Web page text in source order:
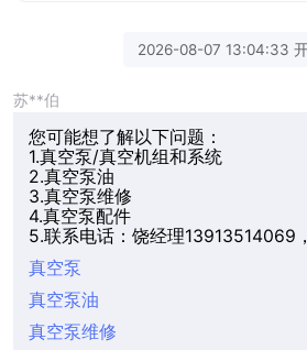
2026-08-07 13:04:33
苏**伯
您可能想了解以下问题：
1.真空泵/真空机组和系统
2.真空泵油
3.真空泵维修
4.真空泵配件
5.联系电话：饶经理13913514069
真空泵
真空泵油
真空泵维修